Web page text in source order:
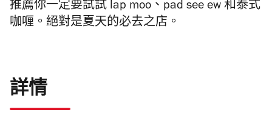
推薦你一定要試試 lap moo 、 pad see ew 和泰式
咖喱。絕對是夏天的必去之店。
詳情